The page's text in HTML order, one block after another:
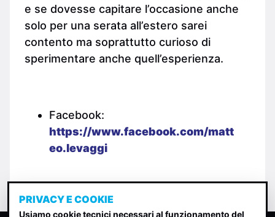
e se dovesse capitare l’occasione anche
solo per una serata all’estero sarei
contento ma soprattutto curioso di
sperimentare anche quell’esperienza.
Facebook:
https://www.facebook.com/matt
eo.levaggi
PRIVACY E COOKIE
Usiamo cookie tecnici necessari al funzionamento del